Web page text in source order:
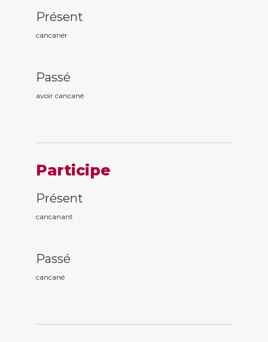
Présent
cancaner
Passé
avoir cancané
Participe
Présent
cancanant
Passé
cancané